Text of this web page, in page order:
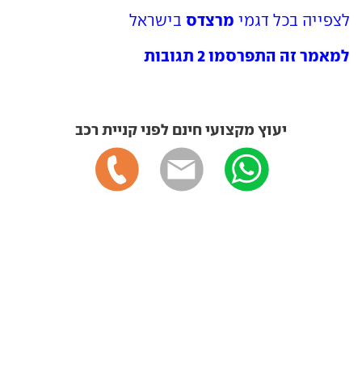
לצפייה בכל דגמי מרצדס בישראל
למאמר זה התפרסמו 2 תגובות
יעוץ מקצועי חינם לפני קניית רכב